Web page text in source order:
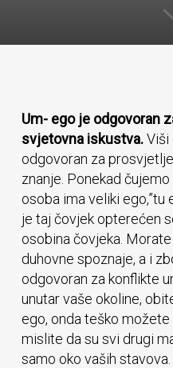
Um- ego je odgovoran
svjetovna iskustva.Viši
odgovoran za
znanje. Ponekad čujemo
osoba ima veliki ego,”tu
je taj čovjek opterećen
osobina čovjeka.
duhovne spoznaje, a i
odgovoran za konflikte
unutar vaše okoline,
ego, onda teško
mislite da su svi drugi
samo oko vaših stavova.